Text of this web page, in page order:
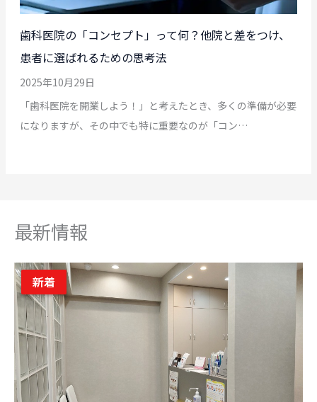
歯科医院の「コンセプト」って何？他院と差をつけ、
患者に選ばれるための思考法
2025年10月29日
「歯科医院を開業しよう！」と考えたとき、多くの準備が必要
になりますが、その中でも特に重要なのが「コン…
最新情報
新着